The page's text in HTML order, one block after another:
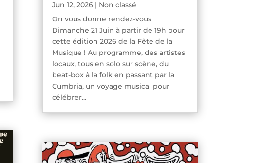
Jun 12, 2026| Non classé
On vous donne rendez-vous
Dimanche 21 Juin à partir de 19h pour
cette édition 2026 de la Fête de la
Musique ! Au programme, des artistes
locaux, tous en solo sur scène, du
beat-box à la folk en passant par la
Cumbria, un voyage musical pour
célébrer...